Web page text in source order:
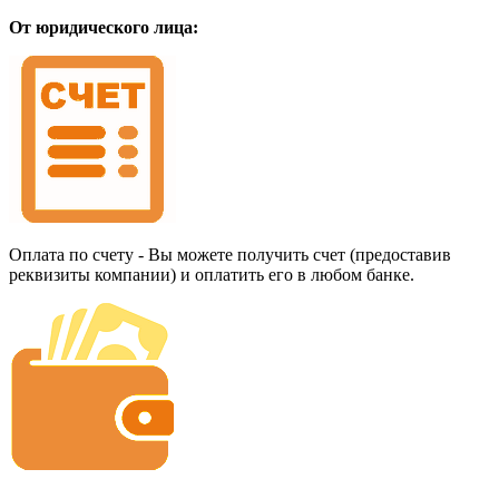
От юридического лица:
Оплата по счету - Вы можете получить счет (предоставив
реквизиты компании) и оплатить его в любом банке.